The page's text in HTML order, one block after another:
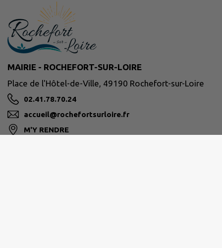
MAIRIE - ROCHEFORT-SUR-LOIRE
Place de l'Hôtel-de-Ville, 49190 Rochefort-sur-Loire
02.41.78.70.24
accueil@rochefortsurloire.fr
M'Y RENDRE